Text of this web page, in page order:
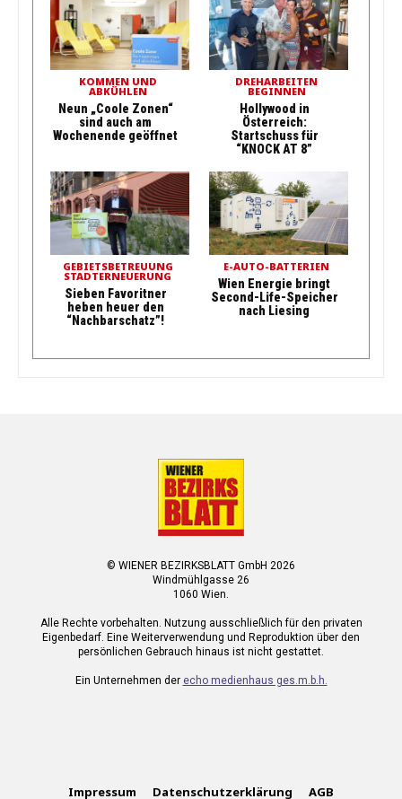
KOMMEN UND
ABKÜHLEN
Neun „Coole Zonen“
sind auch am
Wochenende geöffnet
DREHARBEITEN
BEGINNEN
Hollywood in
Österreich:
Startschuss für
“KNOCK AT 8”
GEBIETSBETREUUNG
STADTERNEUERUNG
Sieben Favoritner
heben heuer den
“Nachbarschatz”!
E-AUTO-BATTERIEN
Wien Energie bringt
Second-Life-Speicher
nach Liesing
© WIENER BEZIRKSBLATT GmbH 2026
Windmühlgasse 26
1060 Wien.
Alle Rechte vorbehalten. Nutzung ausschließlich für den privaten
Eigenbedarf. Eine Weiterverwendung und Reproduktion über den
persönlichen Gebrauch hinaus ist nicht gestattet.
Ein Unternehmen der echo medienhaus ges.m.b.h.
Impressum Datenschutzerklärung AGB